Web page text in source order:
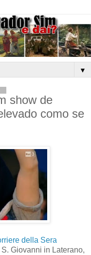
▼
show de
como se
della Sera
Giovanni in Laterano,